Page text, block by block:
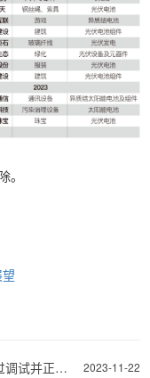
。
2023-11-22
华能海南公司东方电厂2套叠片过滤器通过调试并正常运行